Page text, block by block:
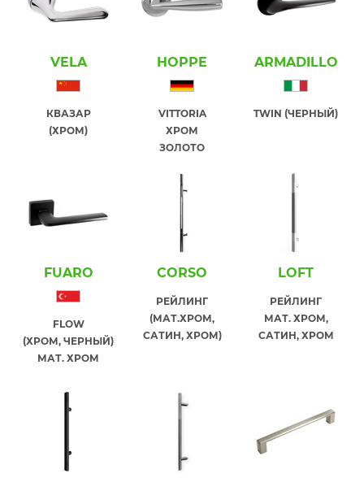
VELA
КВАЗАР
(ХРОМ)
HOPPE
VITTORIA
ХРОМ
ЗОЛОТО
ARMADILLO
TWIN (ЧЕРНЫЙ)
FUARO
FLOW
(ХРОМ, ЧЕРНЫЙ)
МАТ. ХРОМ
СORSO
РЕЙЛИНГ
(МАТ.ХРОМ,
САТИН, ХРОМ)
LOFT
РЕЙЛИНГ
МАТ. ХРОМ,
САТИН, ХРОМ